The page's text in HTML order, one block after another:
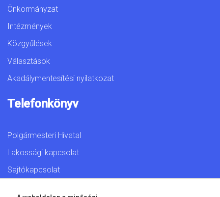
Önkormányzat
Intézmények
Közgyűlések
Választások
Akadálymentesítési nyilatkozat
Telefonkönyv
Polgármesteri Hivatal
Lakossági kapcsolat
Sajtókapcsolat